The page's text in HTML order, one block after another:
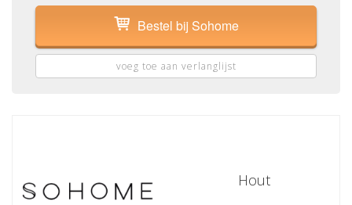
Bestel bij Sohome
voeg toe aan verlanglijst
Hout